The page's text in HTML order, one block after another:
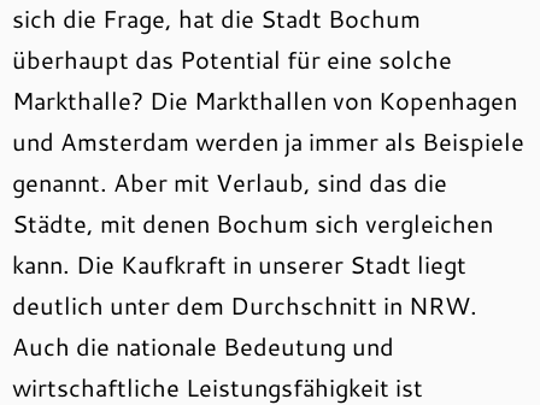
sich die Frage, hat die Stadt Bochum
überhaupt das Potential für eine solche
Markthalle? Die Markthallen von Kopenhagen
und Amsterdam werden ja immer als Beispiele
genannt. Aber mit Verlaub, sind das die
Städte, mit denen Bochum sich vergleichen
kann. Die Kaufkraft in unserer Stadt liegt
deutlich unter dem Durchschnitt in NRW.
Auch die nationale Bedeutung und
wirtschaftliche Leistungsfähigkeit ist